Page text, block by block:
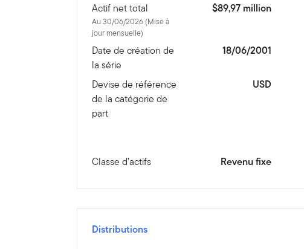
Actif net total
Au 30/06/2026 (Mise à
jour mensuelle)
$89,97 million
Date de création de
la série
18/06/2001
Devise de référence
de la catégorie de
part
USD
Classe d’actifs
Revenu fixe
Distributions